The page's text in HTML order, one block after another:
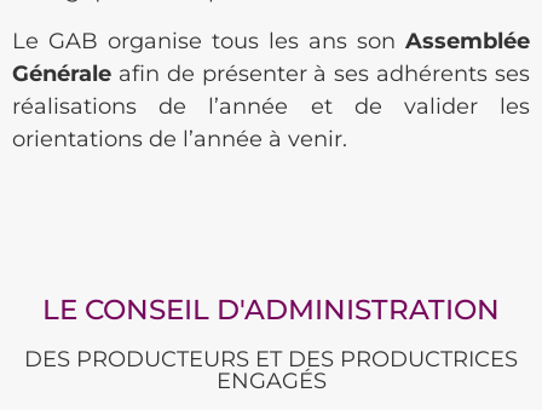
Le GAB organise tous les ans son Assemblée
Générale afin de présenter à ses adhérents ses
réalisations de l’année et de valider les
orientations de l’année à venir.
LE CONSEIL D'ADMINISTRATION
DES PRODUCTEURS ET DES PRODUCTRICES
ENGAGÉS